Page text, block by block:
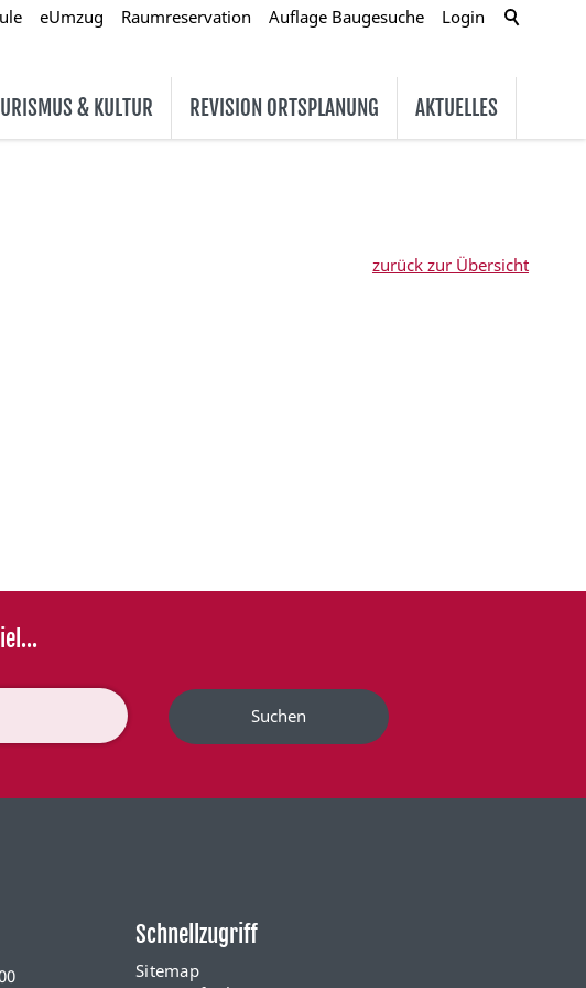
eUmzug Raumreservation Auflage Baugesuche Login
& KULTUR REVISION ORTSPLANUNG AKTUELLES
zurück zur Übersicht
Suchen
Schnellzugriff
Sitemap